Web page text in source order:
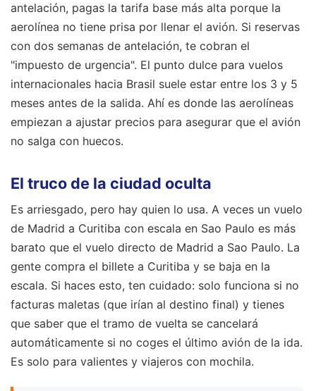
antelación, pagas la tarifa base más alta porque la
aerolínea no tiene prisa por llenar el avión. Si reservas
con dos semanas de antelación, te cobran el
"impuesto de urgencia". El punto dulce para vuelos
internacionales hacia Brasil suele estar entre los 3 y 5
meses antes de la salida. Ahí es donde las aerolíneas
empiezan a ajustar precios para asegurar que el avión
no salga con huecos.
El truco de la ciudad oculta
Es arriesgado, pero hay quien lo usa. A veces un vuelo
de Madrid a Curitiba con escala en Sao Paulo es más
barato que el vuelo directo de Madrid a Sao Paulo. La
gente compra el billete a Curitiba y se baja en la
escala. Si haces esto, ten cuidado: solo funciona si no
facturas maletas (que irían al destino final) y tienes
que saber que el tramo de vuelta se cancelará
automáticamente si no coges el último avión de la ida.
Es solo para valientes y viajeros con mochila.